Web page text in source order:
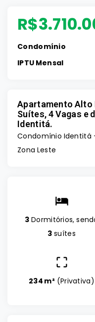
Condomínio
IPTU Mensal
Apartamento Alto
Suítes, 4 Vagas e
Identitá.
Condomínio Identitá
Zona Leste
3 Dormitórios,
3 suítes
234 m² (Privativa)